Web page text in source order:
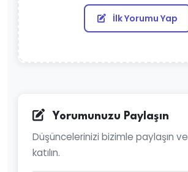
İlk Yorumu Yap
Yorumunuzu Paylaşın
Düşüncelerinizi bizimle paylaşın
katılın.